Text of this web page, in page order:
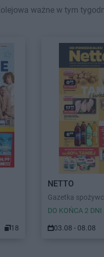
ważne w tym
18
NETTO
Gazetka
DO KOŃCA 2 DNI
03.08 - 08.08